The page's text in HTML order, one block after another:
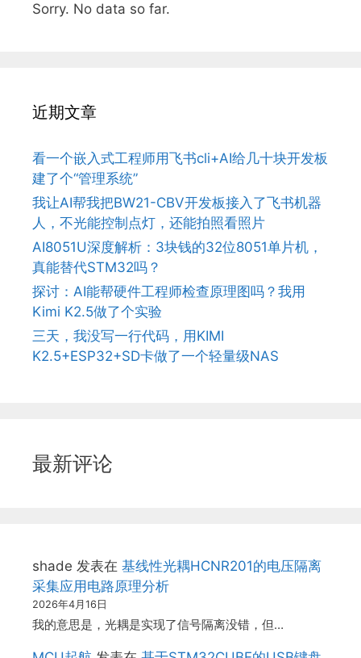
Sorry. No data so far.
近期文章
看一个嵌入式工程师用飞书cli+AI给几十块开发板
建了个“管理系统”
我让AI帮我把BW21-CBV开发板接入了飞书机器
人，不光能控制点灯，还能拍照看照片
AI8051U深度解析：3块钱的32位8051单片机，
真能替代STM32吗？
探讨：AI能帮硬件工程师检查原理图吗？我用
Kimi K2.5做了个实验
三天，我没写一行代码，用KIMI
K2.5+ESP32+SD卡做了一个轻量级NAS
最新评论
shade 发表在 基线性光耦HCNR201的电压隔离
采集应用电路原理分析
2026年4月16日
我的意思是，光耦是实现了信号隔离没错，但…